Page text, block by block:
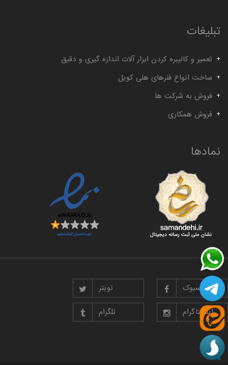
تبلیغات
تعمیر و کالیبره کردن ابزار آلات اندازه گیری و دقیق
ساخت انواع فنرهای هلی کویل
فروش به شرکت ها
فروش همکاری
نمادها
فیسبوک تویتر
اینستاگرام تلگرام